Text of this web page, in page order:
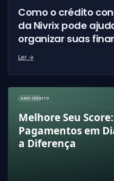
Como o crédito
da Nivrix pode
organizar suas
Ler →